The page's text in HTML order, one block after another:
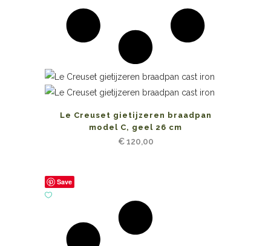
Le Creuset gietijzeren braadpan
model C, geel 26 cm
€120,00
Save